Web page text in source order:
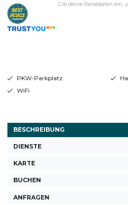
Gib deine Reisedaten ein,
PKW-Parkplatz
WiFi
BESCHREIBUNG
DIENSTE
KARTE
BUCHEN
ANFRAGEN